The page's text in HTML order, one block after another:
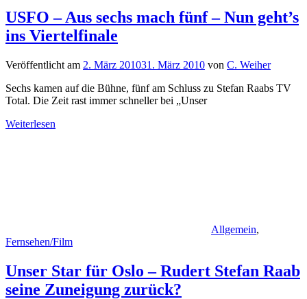
USFO – Aus sechs mach fünf – Nun geht’s
ins Viertelfinale
Veröffentlicht am 2. März 201031. März 2010 von C. Weiher
Sechs kamen auf die Bühne, fünf am Schluss zu Stefan Raabs TV
Total. Die Zeit rast immer schneller bei „Unser
Weiterlesen
Allgemein,
Fernsehen/Film
Unser Star für Oslo – Rudert Stefan Raab
seine Zuneigung zurück?